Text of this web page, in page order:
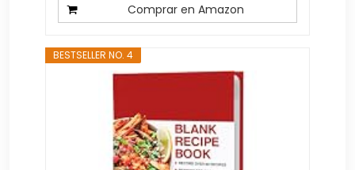
Comprar en Amazon
BESTSELLER NO. 4